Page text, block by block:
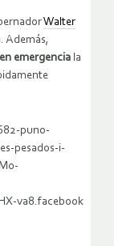
Walter
Además,
emergencia la
puno-
pesados-i-
va8.facebook